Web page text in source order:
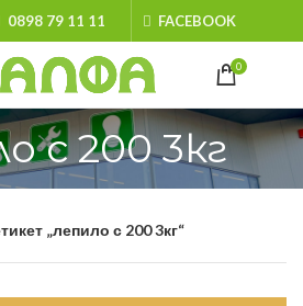
0898 79 11 11 FACEBOOK
0
с 200 3кг
„лепило с 200 3кг“